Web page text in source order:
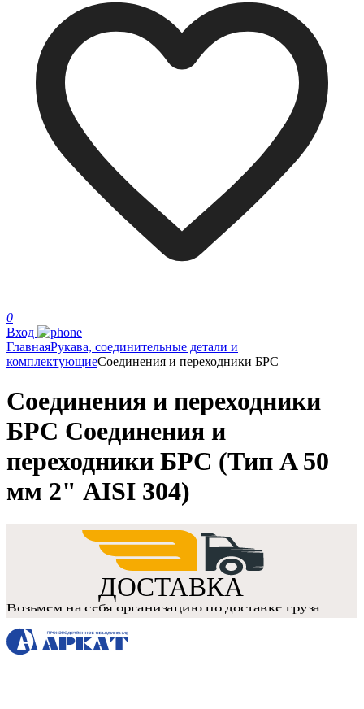
0
Вход
ГлавнаяРукава, соединительные детали и
комплектующиеСоединения и переходники БРС
Соединения и переходники
БРС Соединения и
переходники БРС (Тип A 50
мм 2" AISI 304)